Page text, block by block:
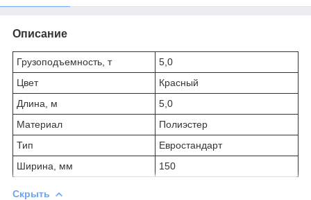
Описание
Грузоподъемность, т
5,0
Цвет
Красный
Длина, м
5,0
Материал
Полиэстер
Тип
Евростандарт
Ширина, мм
150
Скрыть